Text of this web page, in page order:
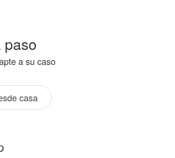
paso
a su caso
casa